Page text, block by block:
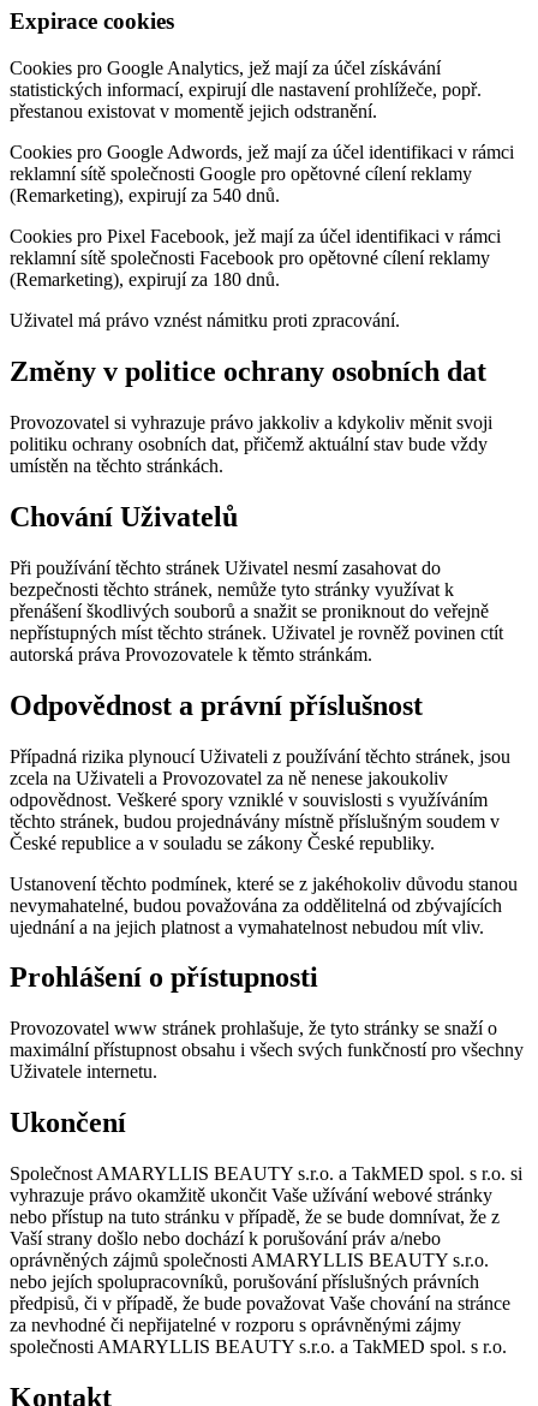
Expirace cookies
Cookies pro Google Analytics, jež mají za účel získávání
statistických informací, expirují dle nastavení prohlížeče, popř.
přestanou existovat v momentě jejich odstranění.
Cookies pro Google Adwords, jež mají za účel identifikaci v rámci
reklamní sítě společnosti Google pro opětovné cílení reklamy
(Remarketing), expirují za 540 dnů.
Cookies pro Pixel Facebook, jež mají za účel identifikaci v rámci
reklamní sítě společnosti Facebook pro opětovné cílení reklamy
(Remarketing), expirují za 180 dnů.
Uživatel má právo vznést námitku proti zpracování.
Změny v politice ochrany osobních dat
Provozovatel si vyhrazuje právo jakkoliv a kdykoliv měnit svoji
politiku ochrany osobních dat, přičemž aktuální stav bude vždy
umístěn na těchto stránkách.
Chování Uživatelů
Při používání těchto stránek Uživatel nesmí zasahovat do
bezpečnosti těchto stránek, nemůže tyto stránky využívat k
přenášení škodlivých souborů a snažit se proniknout do veřejně
nepřístupných míst těchto stránek. Uživatel je rovněž povinen ctít
autorská práva Provozovatele k těmto stránkám.
Odpovědnost a právní příslušnost
Případná rizika plynoucí Uživateli z používání těchto stránek, jsou
zcela na Uživateli a Provozovatel za ně nenese jakoukoliv
odpovědnost. Veškeré spory vzniklé v souvislosti s využíváním
těchto stránek, budou projednávány místně příslušným soudem v
České republice a v souladu se zákony České republiky.
Ustanovení těchto podmínek, které se z jakéhokoliv důvodu stanou
nevymahatelné, budou považována za oddělitelná od zbývajících
ujednání a na jejich platnost a vymahatelnost nebudou mít vliv.
Prohlášení o přístupnosti
Provozovatel www stránek prohlašuje, že tyto stránky se snaží o
maximální přístupnost obsahu i všech svých funkčností pro všechny
Uživatele internetu.
Ukončení
Společnost AMARYLLIS BEAUTY s.r.o. a TakMED spol. s r.o. si
vyhrazuje právo okamžitě ukončit Vaše užívání webové stránky
nebo přístup na tuto stránku v případě, že se bude domnívat, že z
Vaší strany došlo nebo dochází k porušování práv a/nebo
oprávněných zájmů společnosti AMARYLLIS BEAUTY s.r.o.
nebo jejích spolupracovníků, porušování příslušných právních
předpisů, či v případě, že bude považovat Vaše chování na stránce
za nevhodné či nepřijatelné v rozporu s oprávněnými zájmy
společnosti AMARYLLIS BEAUTY s.r.o. a TakMED spol. s r.o.
Kontakt